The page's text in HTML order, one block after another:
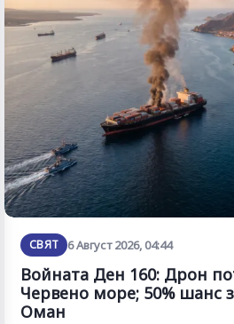
СВЯТ 6 Август 2026, 04:44
Войната Ден 160: Дрон
Червено море; 50% шанс
Оман